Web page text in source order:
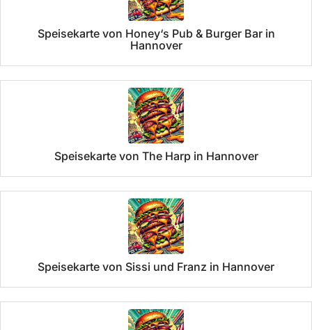
Speisekarte von Honey‘s Pub & Burger Bar in
Hannover
Speisekarte von The Harp in Hannover
Speisekarte von Sissi und Franz in Hannover